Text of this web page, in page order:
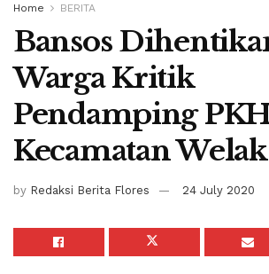
Home BERITA
Bansos
Warga Kritik
Pendamping
Kecamatan Welak
by Redaksi Berita Flores 24 July 2020